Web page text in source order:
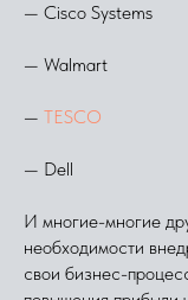
— Cisco Systems
— Walmart
— TESCO
— Dell
И многие-многие
необходимости
свои бизнес-